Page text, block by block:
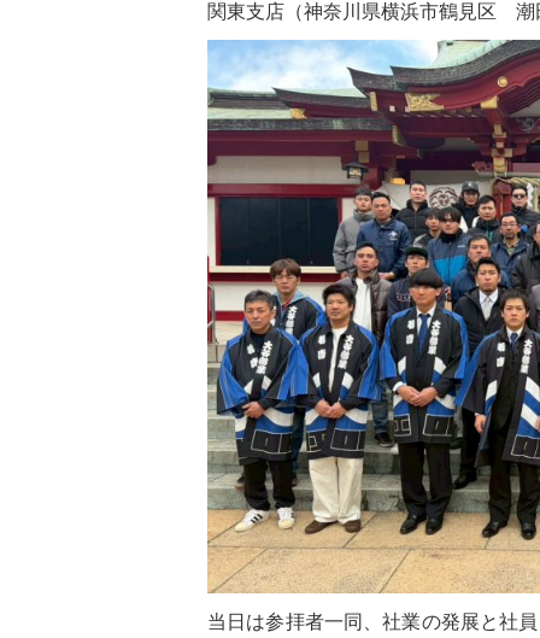
関東支店（神奈川県横浜市鶴見区 潮
当日は参拝者一同、社業の発展と社